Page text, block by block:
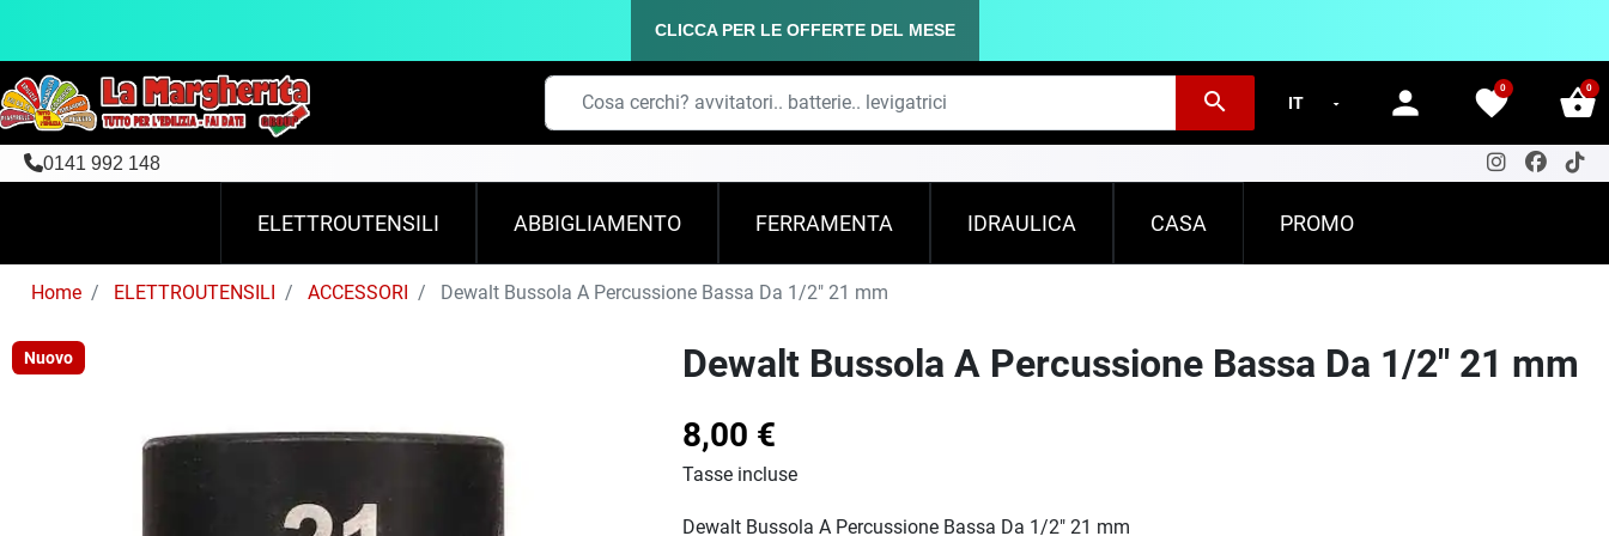
CLICCA PER LE OFFERTE DEL MESE
search person favorite
0 shopping_basket
0
0141 992 148
ELETTROUTENSILI ABBIGLIAMENTO FERRAMENTA IDRAULICA CASA PROMO
Home ELETTROUTENSILI ACCESSORI Dewalt Bussola A Percussione Bassa Da 1/2" 21 mm
Nuovo Dewalt Bussola A Percussione Bassa Da 1/2" 21 mm
8,00 €
Tasse incluse
Dewalt Bussola A Percussione Bassa Da 1/2" 21 mm